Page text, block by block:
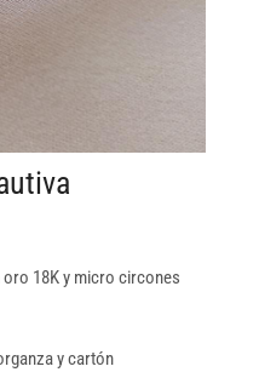
18K y micro circones
y cartón